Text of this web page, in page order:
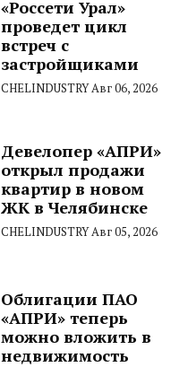
«Россети Урал»
проведет цикл
встреч с
застройщиками
CHELINDUSTRYАвг 06, 2026
Девелопер «АПРИ»
открыл продажи
квартир в новом
ЖК в Челябинске
CHELINDUSTRYАвг 05, 2026
Облигации ПАО
«АПРИ» теперь
можно вложить в
недвижимость